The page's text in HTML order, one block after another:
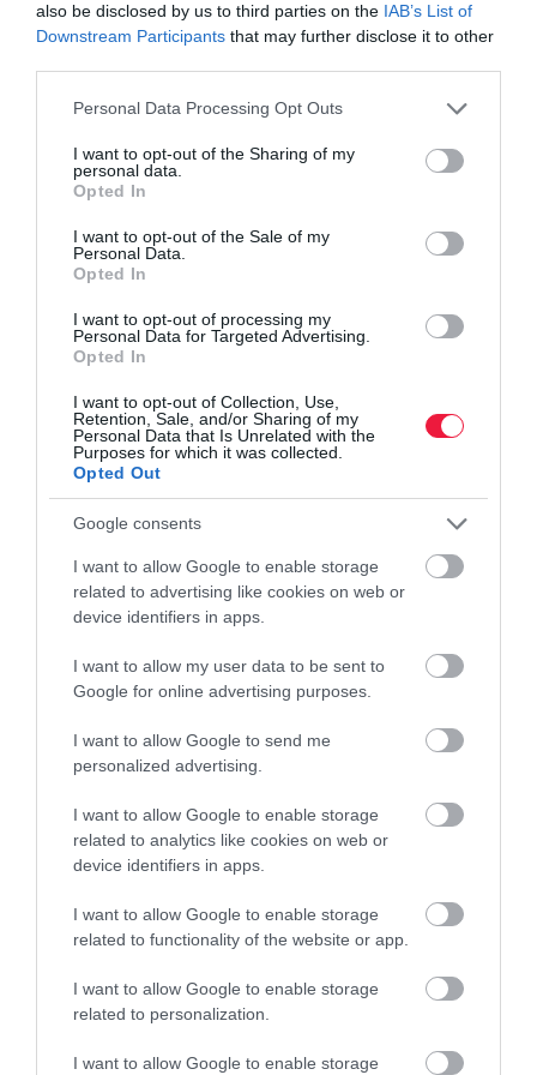
also be disclosed by us to third parties on the IAB’s List of
Downstream Participants that may further disclose it to other
Please note that this website/app uses one or more Google
not limited to your visit or usage behaviour. You may click to
grant or deny consent to Google and its third-party tags to
use your data for below specified purposes in below Google
consent section.
Personal Data Processing Opt Outs
I want to opt-out of the Sharing of my
personal data.
Opted In
I want to opt-out of the Sale of my
Personal Data.
Opted In
I want to opt-out of processing my
Personal Data for Targeted Advertising.
Opted In
I want to opt-out of Collection, Use,
Retention, Sale, and/or Sharing of my
Personal Data that Is Unrelated with the
Purposes for which it was collected.
Opted Out
Google consents
I want to allow Google to enable storage
related to advertising like cookies on web or
device identifiers in apps.
I want to allow my user data to be sent to
Google for online advertising purposes.
I want to allow Google to send me
personalized advertising.
I want to allow Google to enable storage
related to analytics like cookies on web or
device identifiers in apps.
I want to allow Google to enable storage
related to functionality of the website or app.
I want to allow Google to enable storage
related to personalization.
I want to allow Google to enable storage
mérgezőek, de még agresszívnak sem mondhatóak,leginkább
elkerülik majd a velünk való találkozást. Ha mégis kézbe vesszük
kiskert imádkozó sáska
A növény, aminek a száraz kórója is kincset ér